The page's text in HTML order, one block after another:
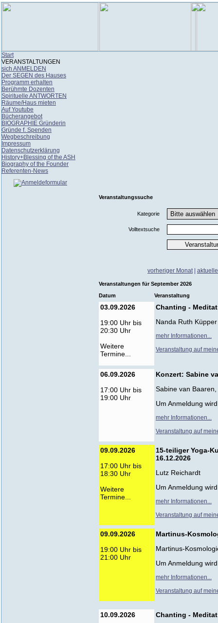
Start
VERANSTALTUNGEN
sich ANMELDEN
Der SEGEN des Hauses
Programm erhalten
Berühmte Dozenten
Spirituelle ANTWORTEN
Räume/Haus mieten
Auf Youtube
Bücherangebot
BIOGRAPHIE Gründerin
Gründe f. Spenden
Wegbeschreibung
Impressum
Datenschutzerklärung
History+Blessing of the ASH
Biography of the Founder
Referenten-News
Veranstaltungssuche
Kategorie
Volltextsuche
vorheriger Monat|
Veranstaltungen für September 2026
Datum
Veranstaltung
03.09.2026
19:00 Uhr bis
20:30 Uhr
Weitere
Termine...
Chanting -
Nanda Ruth Küpper
mehr Informationen...
Veranstaltung auf
06.09.2026
17:00 Uhr bis
19:00 Uhr
Konzert: Sabine
Sabine van
Um Anmeldung
mehr Informationen...
Veranstaltung auf
09.09.2026
17:00 Uhr bis
18:30 Uhr
Weitere
Termine...
15-teiliger Yoga-
16.12.2026
Lutz Reichardt
Um Anmeldung
mehr Informationen...
Veranstaltung auf
09.09.2026
19:00 Uhr bis
21:00 Uhr
Martinus-
Martinus-
Um Anmeldung
mehr Informationen...
Veranstaltung auf
10.09.2026
Chanting -